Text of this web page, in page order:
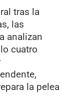
tras la
las
analizan
cuatro
la pelea